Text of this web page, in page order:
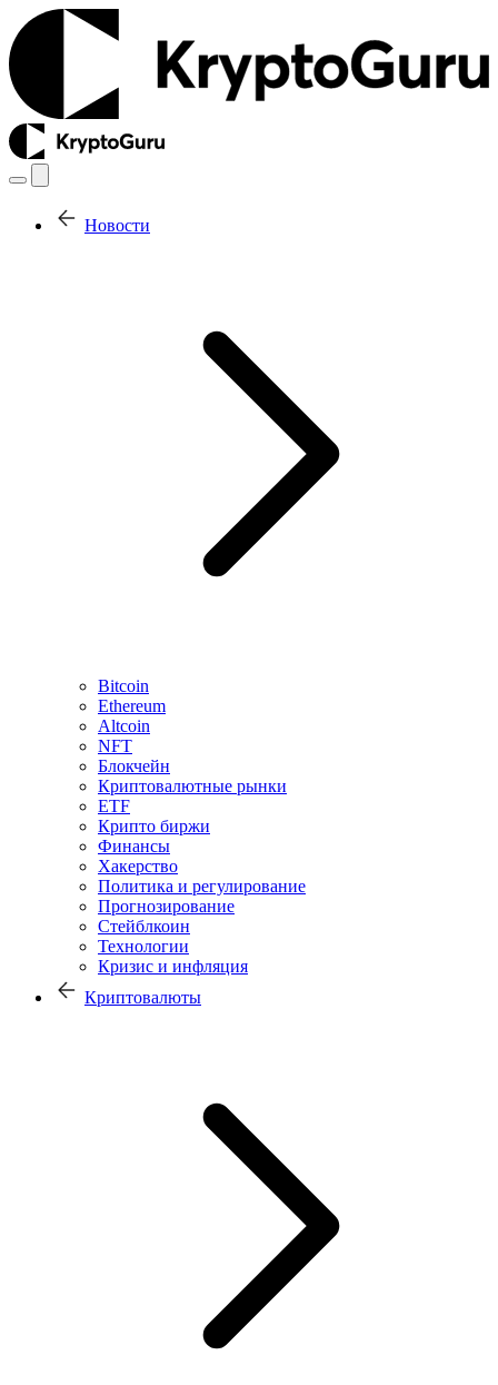
Новости
Bitcoin
Ethereum
Altcoin
NFT
Блокчейн
Криптовалютные рынки
ETF
Крипто биржи
Финансы
Хакерство
Политика и регулирование
Прогнозирование
Стейблкоин
Технологии
Кризис и инфляция
Криптовалюты